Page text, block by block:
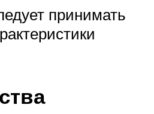
принимать